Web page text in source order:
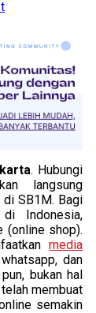
. Hubungi
langsung
SB1M. Bagi
Indonesia,
(online shop).
media
dan
bukan hal
membuat
semakin